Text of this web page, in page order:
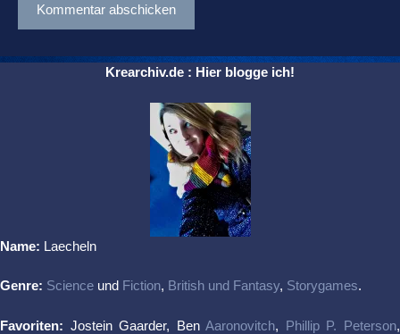
Krearchiv.de : Hier blogge ich!
Name: Laecheln
Genre: Science und Fiction, British und Fantasy, Storygames.
Favoriten: Jostein Gaarder, BenAaronovitch, Phillip P. Peterson,